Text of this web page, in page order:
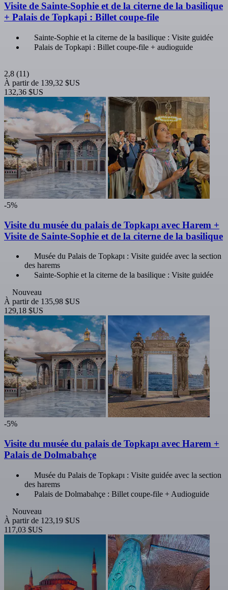
Visite de Sainte-Sophie et de la citerne de la basilique
+ Palais de Topkapi : Billet coupe-file
Sainte-Sophie et la citerne de la basilique : Visite guidée
Palais de Topkapi : Billet coupe-file + audioguide
2,8 (11)
À partir de 139,32 $US
132,36 $US
-5%
Visite du musée du palais de Topkapı avec Harem +
Visite de Sainte-Sophie et de la citerne de la basilique
Musée du Palais de Topkapı : Visite guidée avec la section
des harems
Sainte-Sophie et la citerne de la basilique : Visite guidée
Nouveau
À partir de 135,98 $US
129,18 $US
-5%
Visite du musée du palais de Topkapı avec Harem +
Palais de Dolmabahçe
Musée du Palais de Topkapı : Visite guidée avec la section
des harems
Palais de Dolmabahçe : Billet coupe-file + Audioguide
Nouveau
À partir de 123,19 $US
117,03 $US